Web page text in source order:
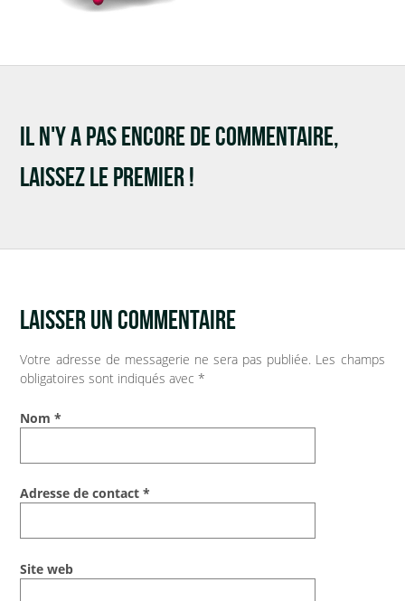
CCAS
Aux alentours
Demande d’acte civil
Nouvel habitant
VOS OUTILS
Agenda
Espace documentaire
IL N'Y A PAS ENCORE DE COMMENTAIRE,
LAISSEZ LE PREMIER !
LAISSER UN COMMENTAIRE
Votre adresse de messagerie ne sera pas publiée. Les champs
obligatoires sont indiqués avec*
Nom*
Adresse de contact*
Site web